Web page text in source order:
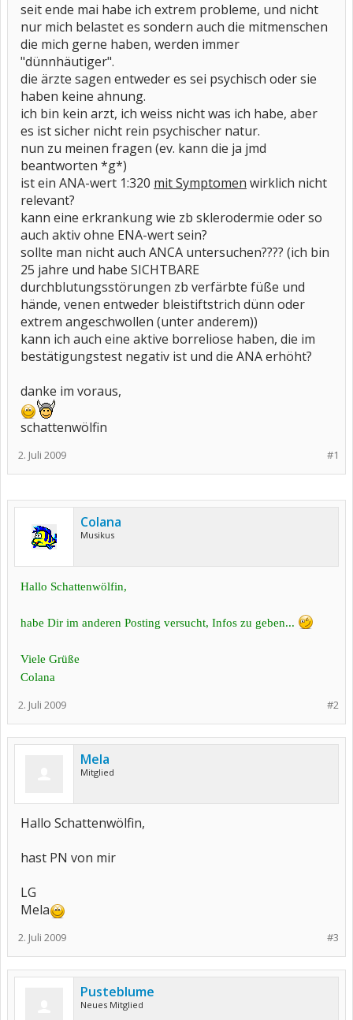
seit ende mai habe ich extrem probleme, und nicht
nur mich belastet es sondern auch die mitmenschen
die mich gerne haben, werden immer
"dünnhäutiger".
die ärzte sagen entweder es sei psychisch oder sie
haben keine ahnung.
ich bin kein arzt, ich weiss nicht was ich habe, aber
es ist sicher nicht rein psychischer natur.
nun zu meinen fragen (ev. kann die ja jmd
beantworten *g*)
ist ein ANA-wert 1:320 mit Symptomen wirklich nicht
relevant?
kann eine erkrankung wie zb sklerodermie oder so
auch aktiv ohne ENA-wert sein?
sollte man nicht auch ANCA untersuchen???? (ich bin
25 jahre und habe SICHTBARE
durchblutungsstörungen zb verfärbte füße und
hände, venen entweder bleistiftstrich dünn oder
extrem angeschwollen (unter anderem))
kann ich auch eine aktive borreliose haben, die im
bestätigungstest negativ ist und die ANA erhöht?
danke im voraus,
schattenwölfin
#1
2. Juli 2009
Colana
Musikus
Hallo Schattenwölfin,
habe Dir im anderen Posting versucht, Infos zu geben...
Viele Grüße
Colana
#2
2. Juli 2009
Mela
Mitglied
Hallo Schattenwölfin,
hast PN von mir
LG
Mela
#3
2. Juli 2009
Pusteblume
Neues Mitglied